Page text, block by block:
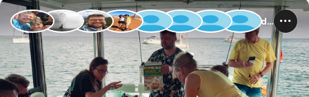
Guadeloupe und Dominica